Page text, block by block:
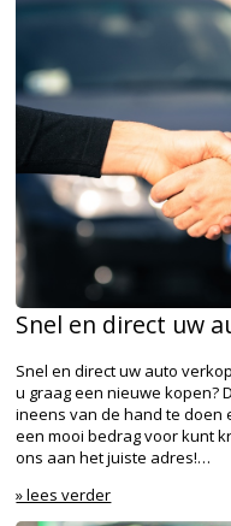
Snel en direct uw
Snel en direct uw auto
u graag een nieuwe kopen?
ineens van de hand te doen
een mooi bedrag voor kunt
ons aan het juiste adres!…
» lees verder